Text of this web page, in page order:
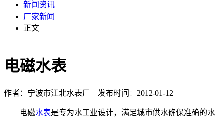
新闻资讯
厂家新闻
正文
电磁水表
作者：宁波市江北水表厂 发布时间：2012-01-12
电磁水表是专为水工业设计，满足城市供水确保准确的水